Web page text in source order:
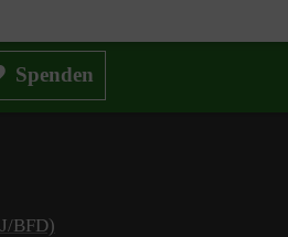
Spenden
BFD)